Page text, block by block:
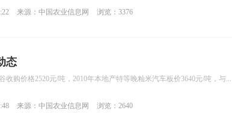
来源：中国农业信息网 浏览：3376
态
收购价格2520元/吨，2010年本地产特等晚籼米汽车板价3640元/吨，与...
来源：中国农业信息网 浏览：2640